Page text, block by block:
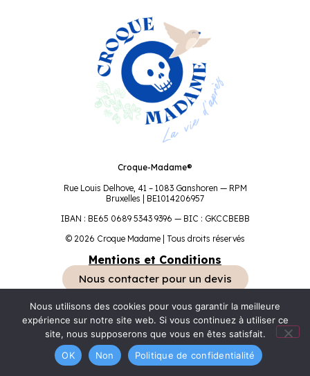
Croque-Madame®
Rue Louis Delhove, 41 – 1083 Ganshoren — RPM
Bruxelles | BE1014206957
IBAN : BE65 0689 5343 9396 — BIC : GKCCBEBB
© 2026 Croque Madame | Tous droits réservés
Mentions et Conditions
Nous contacter pour un devis
Nous utilisons des cookies pour vous garantir la meilleure
expérience sur notre site web. Si vous continuez à utiliser ce
site, nous supposerons que vous en êtes satisfait.
OK
Non Politique de confidentialité